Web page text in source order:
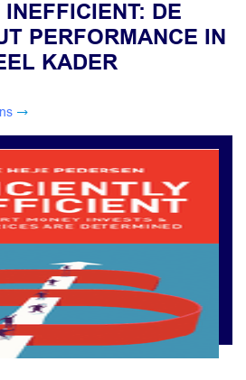
DE
PERFORMANCE IN
KADER